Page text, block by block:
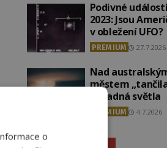
Podivné
2023: Jsou
v obležení UFO?
PREMIUM 27.7.2026
Nad
městem
záhadná světla
PREMIUM 4.7.2026
o